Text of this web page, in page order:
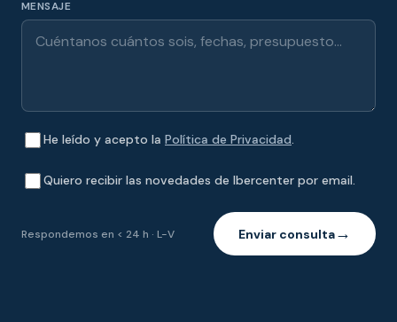
MENSAJE
He leído y acepto la Política de Privacidad.
Quiero recibir las novedades de Ibercenter por email.
Respondemos en < 24 h · L-V Enviar consulta→